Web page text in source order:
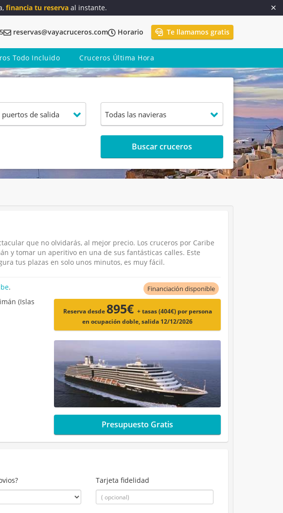
financia tu reserva al instante.
reservas@vayacruceros.com Horario Te llamamos gratis
Todo Incluido Cruceros Última Hora
Buscar cruceros
que no olvidarás, al mejor precio. Los cruceros por Caribe
y tomar un aperitivo en una de sus fantásticas calles. Este
tus plazas en solo unos minutos, es muy fácil.
.
(Islas
Financiación disponible
Reserva desde 895€ + tasas (404€) por persona
en ocupación doble, salida 12/12/2026
Presupuesto Gratis
Tarjeta fidelidad